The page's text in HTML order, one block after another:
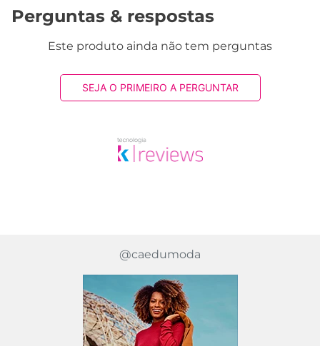
Perguntas & respostas
Este produto ainda não tem perguntas
SEJA O PRIMEIRO A PERGUNTAR
@caedumoda